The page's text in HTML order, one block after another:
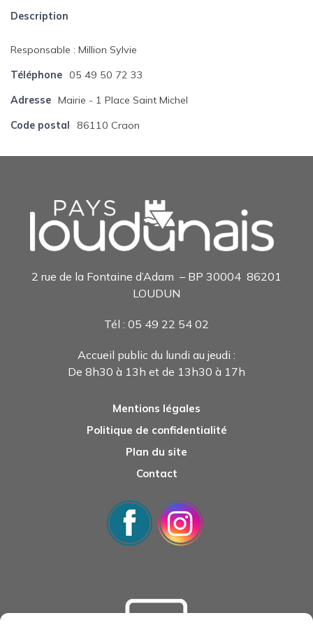
Description
Responsable : Million Sylvie
Téléphone 05 49 50 72 33
Adresse Mairie - 1 Place Saint Michel
Code postal
86110 Craon
2 rue de la Fontaine d’Adam – BP 30004 86201
LOUDUN
Tél : 05 49 22 54 02
Accueil public du lundi au jeudi :
De 8h30 à 13h et de 13h30 à 17h
Mentions légales
Politique de confidentialité
Plan du site
Contact